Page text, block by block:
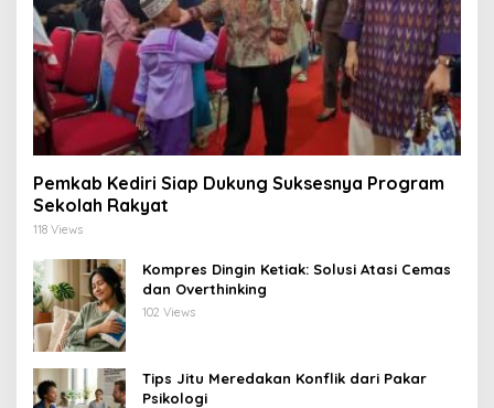
Pemkab Kediri Siap Dukung Suksesnya Program
Sekolah Rakyat
118 Views
Kompres Dingin Ketiak: Solusi Atasi Cemas
dan Overthinking
102 Views
Tips Jitu Meredakan Konflik dari Pakar
Psikologi